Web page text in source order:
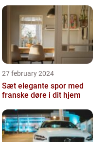
27 february 2024
Sæt elegante spor med
franske døre i dit hjem